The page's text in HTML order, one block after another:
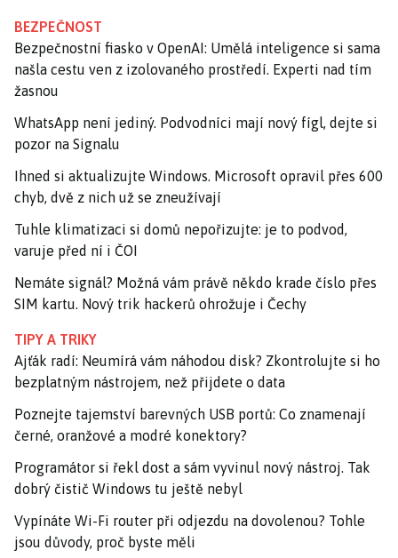
BEZPEČNOST
Bezpečnostní fiasko v OpenAI: Umělá inteligence si sama
našla cestu ven z izolovaného prostředí. Experti nad tím
žasnou
WhatsApp není jediný. Podvodníci mají nový fígl, dejte si
pozor na Signalu
Ihned si aktualizujte Windows. Microsoft opravil přes 600
chyb, dvě z nich už se zneužívají
Tuhle klimatizaci si domů nepořizujte: je to podvod,
varuje před ní i ČOI
Nemáte signál? Možná vám právě někdo krade číslo přes
SIM kartu. Nový trik hackerů ohrožuje i Čechy
TIPY A TRIKY
Ajťák radí: Neumírá vám náhodou disk? Zkontrolujte si ho
bezplatným nástrojem, než přijdete o data
Poznejte tajemství barevných USB portů: Co znamenají
černé, oranžové a modré konektory?
Programátor si řekl dost a sám vyvinul nový nástroj. Tak
dobrý čistič Windows tu ještě nebyl
Vypínáte Wi-Fi router při odjezdu na dovolenou? Tohle
jsou důvody, proč byste měli